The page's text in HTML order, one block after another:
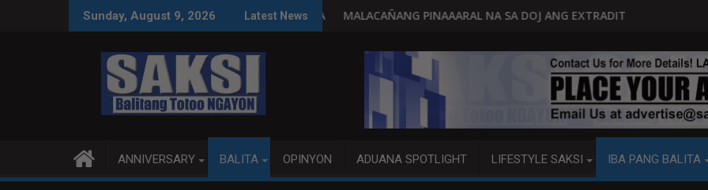
Sunday, August 9, 2026 Latest News
DY NA MAKILAHOK SA PAGBUO NG MGA BATASMALACAÑANG PINAAARAL NA SA DOJ ANG EXTRADITION REQUEST NG U.S. LABAN KAY QUIBOLOY
MAHIGIT P21-M HALAGANG SMUGGLED
ANNIVERSARY BALITA OPINYON ADUANA SPOTLIGHT LIFESTYLE SAKSI IBA PANG BALITA